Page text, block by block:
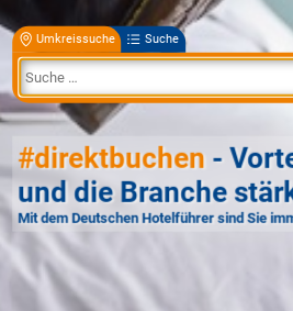
Umkreissuche Suche
#direktbuchen -
und die Branche
Mit dem Deutschen Hotelführer sind Sie